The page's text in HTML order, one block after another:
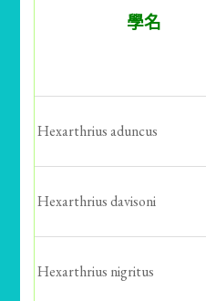
學名
Hexarthrius aduncus
Hexarthrius davisoni
Hexarthrius nigritus